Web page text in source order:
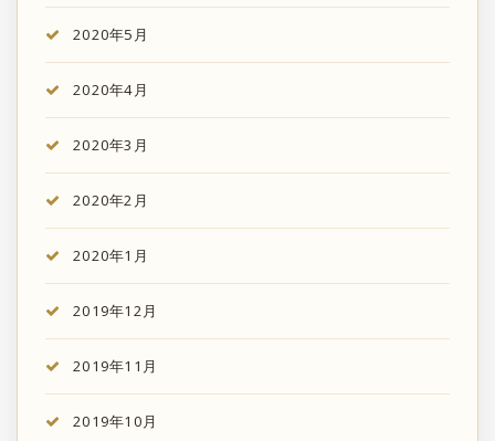
2020年5月
2020年4月
2020年3月
2020年2月
2020年1月
2019年12月
2019年11月
2019年10月